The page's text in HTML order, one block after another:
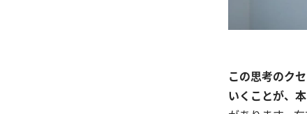
この思考のク
いくことが、